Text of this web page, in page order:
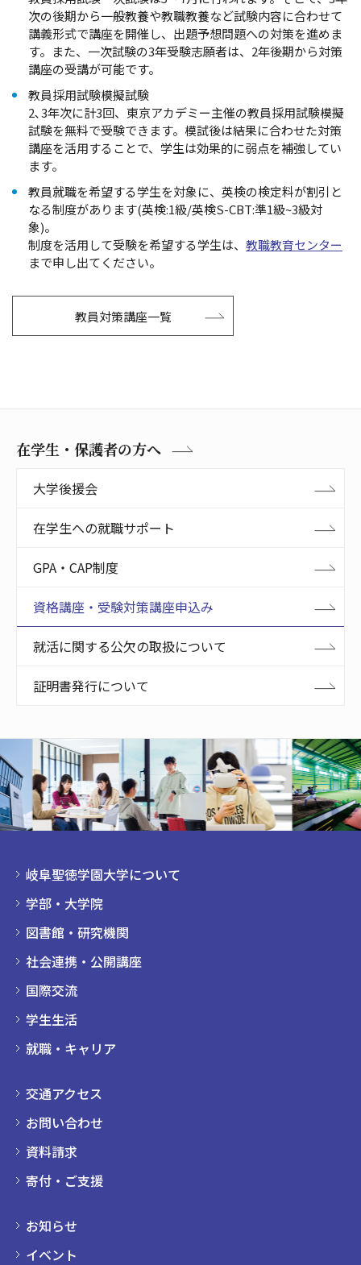
次の後期から一般教養や教職教養など試験内容に合わせて
講義形式で講座を開催し、出題予想問題への対策を進めま
す。また、一次試験の3年受験志願者は、2年後期から対策
講座の受講が可能です。
教員採用試験模擬試験
2､3年次に計3回、東京アカデミー主催の教員採用試験模擬
試験を無料で受験できます。模試後は結果に合わせた対策
講座を活用することで、学生は効果的に弱点を補強してい
ます。
教員就職を希望する学生を対象に、英検の検定料が割引と
なる制度があります(英検:1級/英検S-CBT:準1級~3級対
象)。
制度を活用して受験を希望する学生は、 教職教育センター
まで申し出てください。
教員対策講座一覧
在学生・保護者の方へ
大学後援会
在学生への就職サポート
GPA・CAP制度
資格講座・受験対策講座申込み
就活に関する公欠の取扱について
証明書発行について
岐阜聖徳学園大学について
学部・大学院
図書館・研究機関
社会連携・公開講座
国際交流
学生生活
就職・キャリア
交通アクセス
お問い合わせ
資料請求
寄付・ご支援
お知らせ
イベント